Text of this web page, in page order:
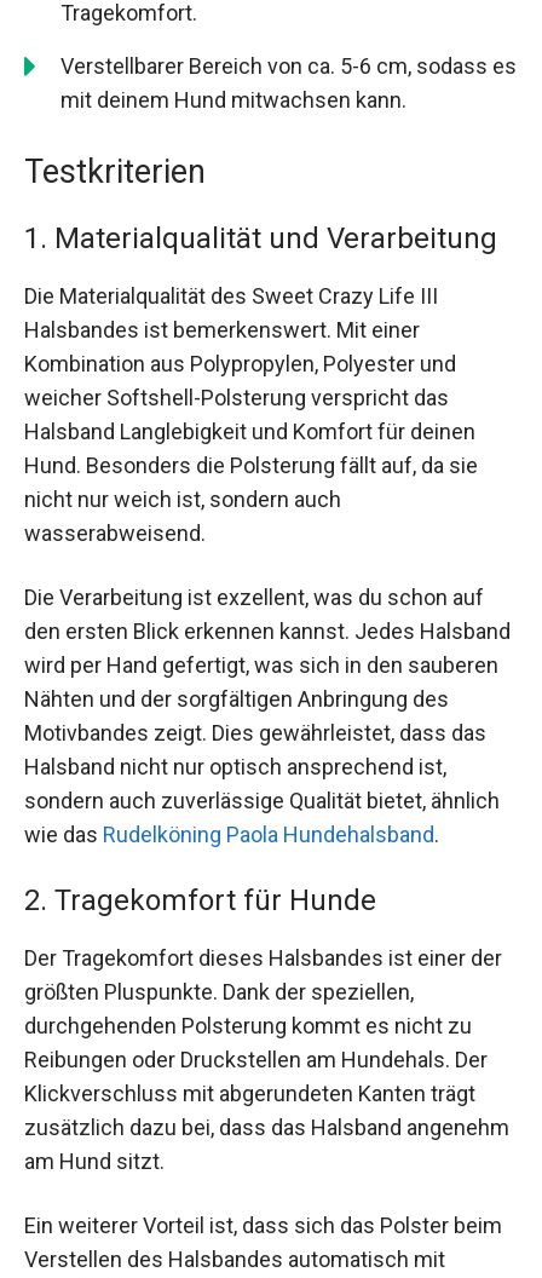
Tragekomfort.
Verstellbarer Bereich von ca. 5-6 cm, sodass es
mit deinem Hund mitwachsen kann.
Testkriterien
1. Materialqualität und Verarbeitung
Die Materialqualität des Sweet Crazy Life III
Halsbandes ist bemerkenswert. Mit einer
Kombination aus Polypropylen, Polyester und
weicher Softshell-Polsterung verspricht das
Halsband Langlebigkeit und Komfort für deinen
Hund. Besonders die Polsterung fällt auf, da sie
nicht nur weich ist, sondern auch
wasserabweisend.
Die Verarbeitung ist exzellent, was du schon auf
den ersten Blick erkennen kannst. Jedes Halsband
wird per Hand gefertigt, was sich in den sauberen
Nähten und der sorgfältigen Anbringung des
Motivbandes zeigt. Dies gewährleistet, dass das
Halsband nicht nur optisch ansprechend ist,
sondern auch zuverlässige Qualität bietet, ähnlich
wie das Rudelköning Paola Hundehalsband.
2. Tragekomfort für Hunde
Der Tragekomfort dieses Halsbandes ist einer der
größten Pluspunkte. Dank der speziellen,
durchgehenden Polsterung kommt es nicht zu
Reibungen oder Druckstellen am Hundehals. Der
Klickverschluss mit abgerundeten Kanten trägt
zusätzlich dazu bei, dass das Halsband angenehm
am Hund sitzt.
Ein weiterer Vorteil ist, dass sich das Polster beim
Verstellen des Halsbandes automatisch mit